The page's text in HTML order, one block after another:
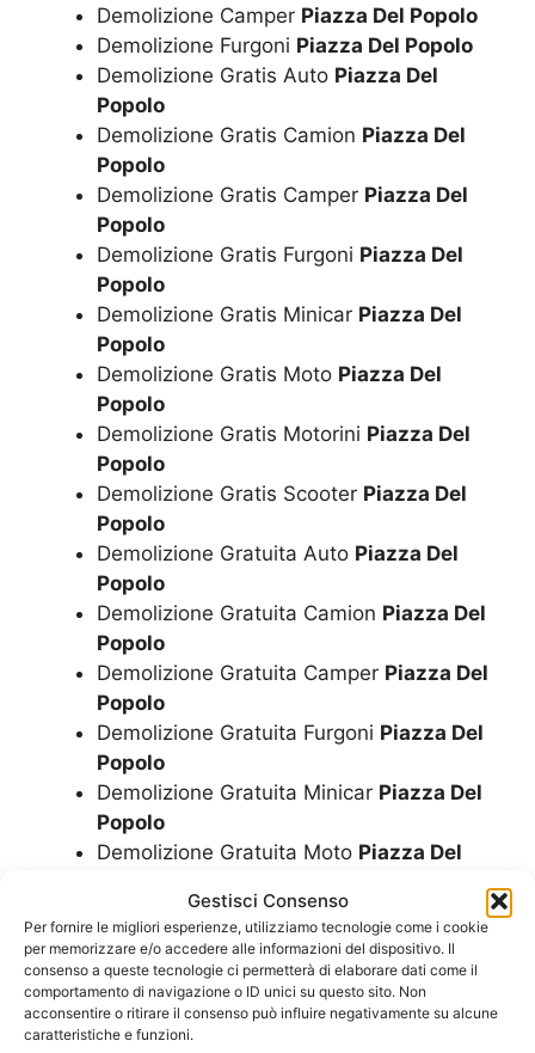
Gestisci Consenso
Per fornire le migliori esperienze, utilizziamo tecnologie come i cookie
per memorizzare e/o accedere alle informazioni del dispositivo. Il
consenso a queste tecnologie ci permetterà di elaborare dati come il
comportamento di navigazione o ID unici su questo sito. Non
acconsentire o ritirare il consenso può influire negativamente su alcune
caratteristiche e funzioni.
Demolizione Camper Piazza Del Popolo
Demolizione Furgoni Piazza Del Popolo
Demolizione Gratis Auto Piazza Del
Popolo
Demolizione Gratis Camion Piazza Del
Popolo
Demolizione Gratis Camper Piazza Del
Popolo
Demolizione Gratis Furgoni Piazza Del
Popolo
Demolizione Gratis Minicar Piazza Del
Popolo
Demolizione Gratis Moto Piazza Del
Popolo
Demolizione Gratis Motorini Piazza Del
Popolo
Demolizione Gratis Scooter Piazza Del
Popolo
Demolizione Gratuita Auto Piazza Del
Popolo
Demolizione Gratuita Camion Piazza Del
Popolo
Demolizione Gratuita Camper Piazza Del
Popolo
Demolizione Gratuita Furgoni Piazza Del
Popolo
Demolizione Gratuita Minicar Piazza Del
Popolo
Demolizione Gratuita Moto Piazza Del
Demolizione Gratuita Motorini
Piazza Del
Popolo
Demolizione Gratuita ScooterPiazza Del
Popolo
Demolizione Minicar